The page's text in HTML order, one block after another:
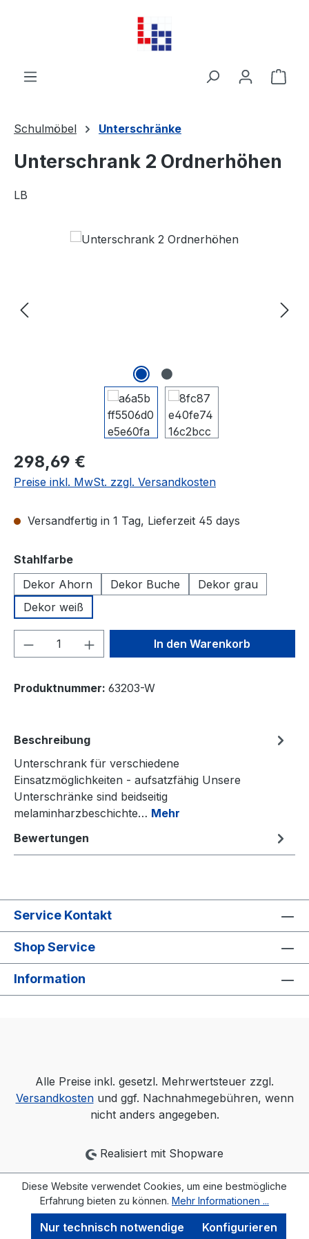
Zum Hauptinhalt springen
Schulmöbel Unterschränke
Unterschrank 2 Ordnerhöhen
LB
Bildergalerie überspringen
298,69 €
Preise inkl. MwSt. zzgl. Versandkosten
Versandfertig in 1 Tag, Lieferzeit 45 days
Stahlfarbeauswählen
Dekor Ahorn
Dekor Buche
Dekor grau
Dekor weiß
Produkt Anzahl: Gib denIn den Warenkorb
Produktnummer: 63203-W
Beschreibung
Unterschrank für verschiedene
Einsatzmöglichkeiten - aufsatzfähig Unsere
Unterschränke sind beidseitig
melaminharzbeschichte… Mehr
Bewertungen
Service Kontakt
Shop Service
Information
Alle Preise inkl. gesetzl. Mehrwertsteuer zzgl.
Versandkostenund ggf. Nachnahmegebühren, wenn
nicht anders angegeben.
Realisiert mit Shopware
Diese Website verwendet Cookies, um eine bestmögliche
Erfahrung bieten zu können. Mehr Informationen ...
Nur technisch notwendige Konfigurieren